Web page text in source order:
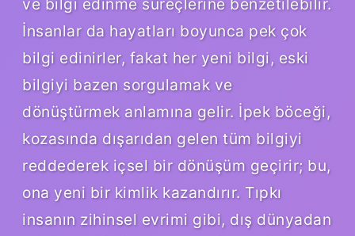
ve bilgi edinme süreçlerine benzetilebilir.
İnsanlar da hayatları boyunca pek çok
bilgi edinirler, fakat her yeni bilgi, eski
bilgiyi bazen sorgulamak ve
dönüştürmek anlamına gelir. İpek böceği,
kozasında dışarıdan gelen tüm bilgiyi
reddederek içsel bir dönüşüm geçirir; bu,
ona yeni bir kimlik kazandırır. Tıpkı
insanın zihinsel evrimi gibi, dış dünyadan